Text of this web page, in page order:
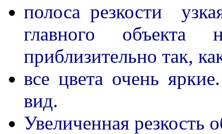
полоса резкости
главного объекта
приблизительно так,
все цвета очень
вид.
Увеличенная резкость